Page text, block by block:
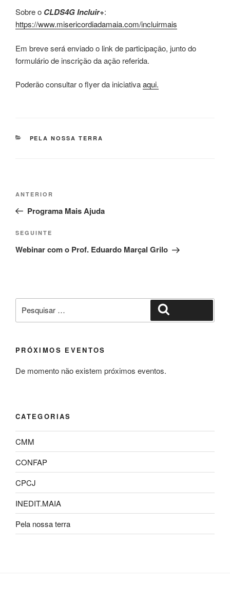
Sobre o CLDS4G Incluir+:
https://www.misericordiadamaia.com/incluirmais
Em breve será enviado o link de participação, junto do
formulário de inscrição da ação referida.
Poderão consultar o flyer da iniciativaaqui.
CATEGORIAS
PELA NOSSA TERRA
Navegação
artigos
Conteúdo
anterior
ANTERIOR
Programa Mais Ajuda
Conteúdo
seguinte
SEGUINTE
Webinar com o Prof. Eduardo Marçal Grilo
por:
PRÓXIMOS EVENTOS
De momento não existem próximos eventos.
CATEGORIAS
CMM
CONFAP
CPCJ
INEDIT.MAIA
Pela nossa terra